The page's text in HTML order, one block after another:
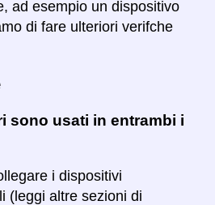
ad esempio un dispositivo
di fare ulteriori verifche
sono usati in entrambi i
i dispositivi
(leggi altre sezioni di